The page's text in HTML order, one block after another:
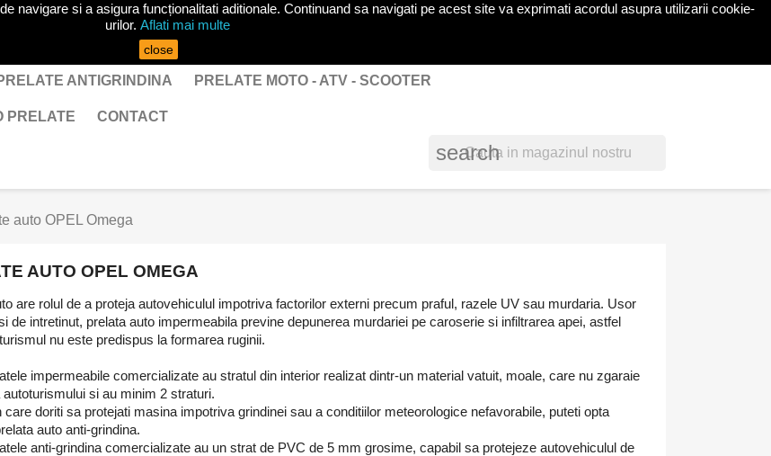
shopping_cart
ANTIGRINDINA PRELATE MOTO - ATV - SCOOTER
PRELATE CONTACT
search
auto OPEL Omega
AUTO OPEL OMEGA
are rolul de a proteja autovehiculul impotriva factorilor externi precum praful, razele UV sau murdaria. Usor
de intretinut, prelata auto impermeabila previne depunerea murdariei pe caroserie si infiltrarea apei, astfel
nu este predispus la formarea ruginii.
impermeabile comercializate au stratul din interior realizat dintr-un material vatuit, moale, care nu zgaraie
si au minim 2 straturi.
care doriti sa protejati masina impotriva grindinei sau a conditiilor meteorologice nefavorabile, puteti opta
auto anti-grindina.
anti-grindina comercializate au un strat de PVC de 5 mm grosime, capabil sa protejeze autovehiculul de
navigare si a asigura funcționalitati aditionale. Continuand sa navigati pe acest site va exprimati acordul asupra utilizarii cookie-
urilor. Aflati mai multe
close